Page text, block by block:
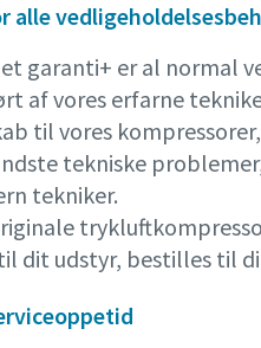
alle
garanti+ er al normal
af vores erfarne
til vores
tekniske
tekniker.
dit udstyr, bestilles til